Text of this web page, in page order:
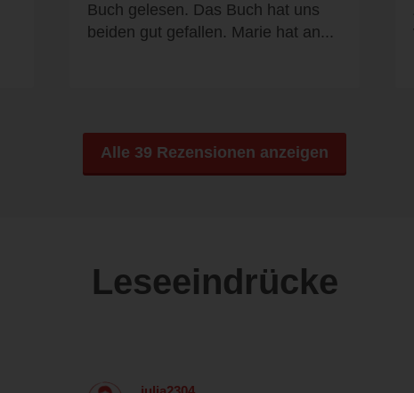
Buch gelesen. Das Buch hat uns
beiden gut gefallen. Marie hat an...
Alle 39 Rezensionen anzeigen
Leseeindrücke